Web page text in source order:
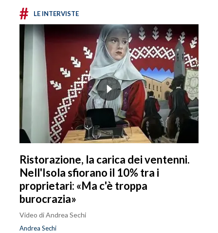
# LE INTERVISTE
Ristorazione, la carica dei ventenni.
Nell'Isola sfiorano il 10% tra i
proprietari: «Ma c'è troppa
burocrazia»
Video di Andrea Sechi
Andrea Sechi